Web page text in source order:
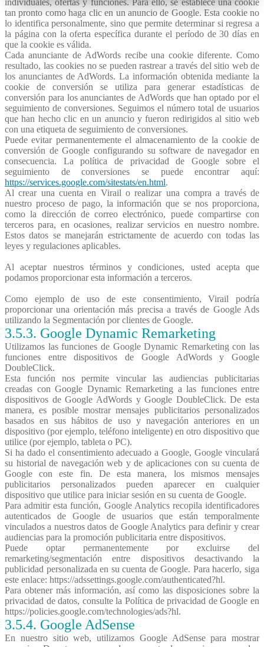
individuales, ofertas y funciones. Para ello, se establece una cookie
tan pronto como haga clic en un anuncio de Google. Esta cookie no
lo identifica personalmente, sino que permite determinar si regresa a
la página con la oferta específica durante el período de 30 días en
que la cookie es válida.
Cada anunciante de AdWords recibe una cookie diferente. Como
resultado, las cookies no se pueden rastrear a través del sitio web de
los anunciantes de AdWords. La información obtenida mediante la
cookie de conversión se utiliza para generar estadísticas de
conversión para los anunciantes de AdWords que han optado por el
seguimiento de conversiones. Seguimos el número total de usuarios
que han hecho clic en un anuncio y fueron redirigidos al sitio web
con una etiqueta de seguimiento de conversiones.
Puede evitar permanentemente el almacenamiento de la cookie de
conversión de Google configurando su software de navegador en
consecuencia. La política de privacidad de Google sobre el
seguimiento de conversiones se puede encontrar aquí:
https://services.google.com/sitestats/en.html.
Al crear una cuenta en Virail o realizar una compra a través de
nuestro proceso de pago, la información que se nos proporciona,
como la dirección de correo electrónico, puede compartirse con
terceros para, en ocasiones, realizar servicios en nuestro nombre.
Estos datos se manejarán estrictamente de acuerdo con todas las
leyes y regulaciones aplicables.
Al aceptar nuestros términos y condiciones, usted acepta que
podamos proporcionar esta información a terceros.
Como ejemplo de uso de este consentimiento, Virail podría
proporcionar una orientación más precisa a través de Google Ads
utilizando la Segmentación por clientes de Google.
3.5.3. Google Dynamic Remarketing
Utilizamos las funciones de Google Dynamic Remarketing con las
funciones entre dispositivos de Google AdWords y Google
DoubleClick.
Esta función nos permite vincular las audiencias publicitarias
creadas con Google Dynamic Remarketing a las funciones entre
dispositivos de Google AdWords y Google DoubleClick. De esta
manera, es posible mostrar mensajes publicitarios personalizados
basados en sus hábitos de uso y navegación anteriores en un
dispositivo (por ejemplo, teléfono inteligente) en otro dispositivo que
utilice (por ejemplo, tableta o PC).
Si ha dado el consentimiento adecuado a Google, Google vinculará
su historial de navegación web y de aplicaciones con su cuenta de
Google con este fin. De esta manera, los mismos mensajes
publicitarios personalizados pueden aparecer en cualquier
dispositivo que utilice para iniciar sesión en su cuenta de Google.
Para admitir esta función, Google Analytics recopila identificadores
autenticados de Google de usuarios que están temporalmente
vinculados a nuestros datos de Google Analytics para definir y crear
audiencias para la promoción publicitaria entre dispositivos.
Puede optar permanentemente por excluirse del
remarketing/segmentación entre dispositivos desactivando la
publicidad personalizada en su cuenta de Google. Para hacerlo, siga
este enlace: https://adssettings.google.com/authenticated?hl.
Para obtener más información, así como las disposiciones sobre la
privacidad de datos, consulte la Política de privacidad de Google en
https://policies.google.com/technologies/ads?hl.
3.5.4. Google AdSense
En nuestro sitio web, utilizamos Google AdSense para mostrar